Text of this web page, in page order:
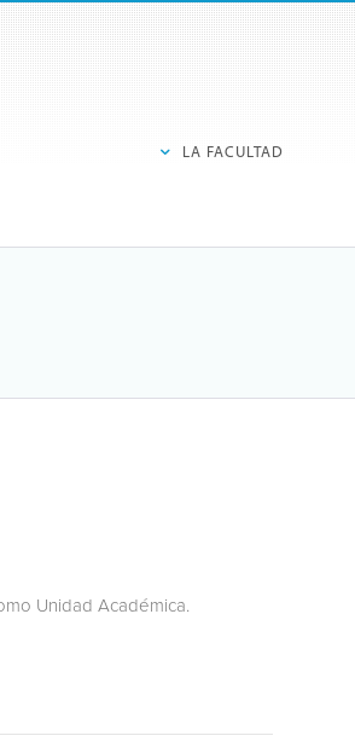
LA FACULTAD
Unidad Académica.